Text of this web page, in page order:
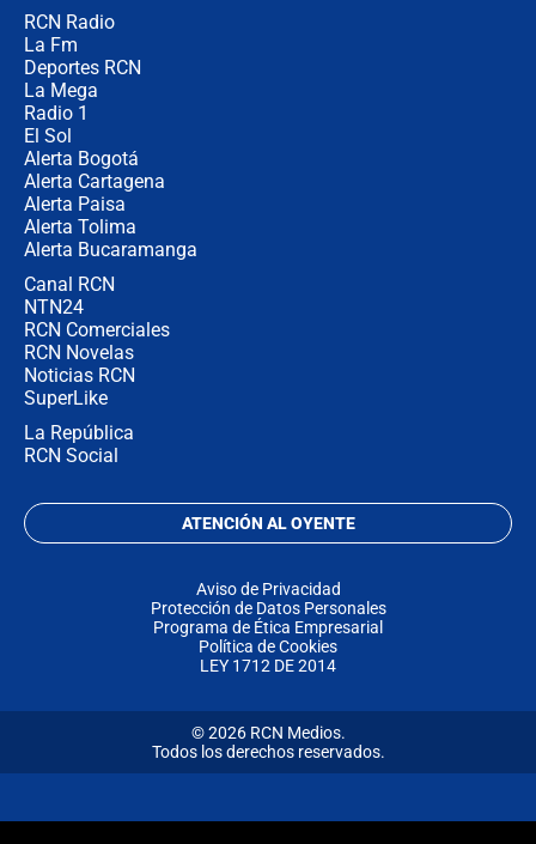
RCN Radio
La Fm
Deportes RCN
La Mega
Radio 1
El Sol
Alerta Bogotá
Alerta Cartagena
Alerta Paisa
Alerta Tolima
Alerta Bucaramanga
Canal RCN
NTN24
RCN Comerciales
RCN Novelas
Noticias RCN
SuperLike
La República
RCN Social
ATENCIÓN AL OYENTE
Aviso de Privacidad
Protección de Datos Personales
Programa de Ética Empresarial
Política de Cookies
LEY 1712 DE 2014
© 2026 RCN Medios.
Todos los derechos reservados.